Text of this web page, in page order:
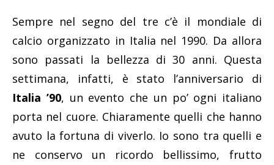
Sempre nel segno del tre c’è il mondiale di
calcio organizzato in Italia nel 1990. Da allora
sono passati la bellezza di 30 anni. Questa
settimana, infatti, è stato l’anniversario di
Italia ’90, un evento che un po’ ogni italiano
porta nel cuore. Chiaramente quelli che hanno
avuto la fortuna di viverlo. Io sono tra quelli e
ne conservo un ricordo bellissimo, frutto